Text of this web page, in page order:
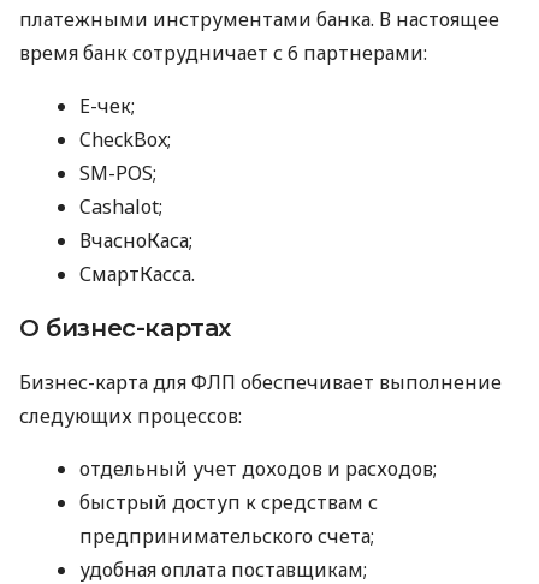
платежными инструментами банка. В настоящее
время банк сотрудничает с 6 партнерами:
E-чек;
CheckBox;
SM-POS;
Cashalot;
ВчасноКаса;
СмартКасса.
О бизнес-картах
Бизнес-карта для ФЛП обеспечивает выполнение
следующих процессов:
отдельный учет доходов и расходов;
быстрый доступ к средствам с
предпринимательского счета;
удобная оплата поставщикам;